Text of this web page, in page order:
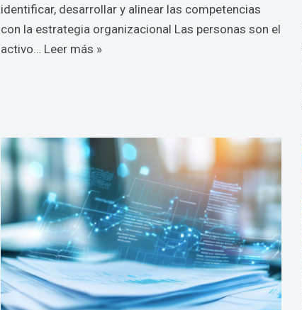
identificar, desarrollar y alinear las competencias
con la estrategia organizacional Las personas son el
activo… Leer más »